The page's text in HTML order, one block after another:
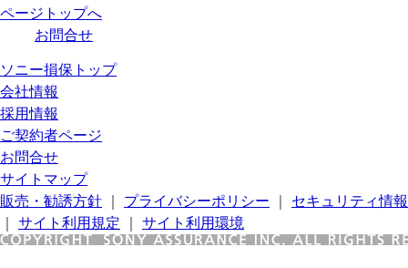
ページトップへ
お問合せ
ソニー損保トップ
会社情報
採用情報
ご契約者ページ
お問合せ
サイトマップ
販売・勧誘方針
プライバシーポリシー
セキュリティ情報
サイト利用規定 サイト利用環境